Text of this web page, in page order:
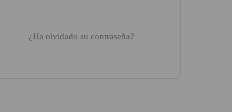
¿Ha olvidado su contraseña?